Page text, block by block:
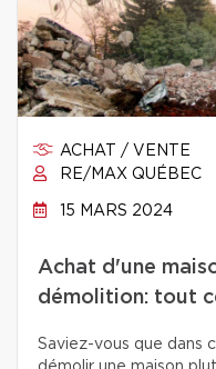
ACHAT / VENTE
RE/MAX QUÉBEC
15 MARS 2024
Achat d'une
démolition: tout
Saviez-vous que dans